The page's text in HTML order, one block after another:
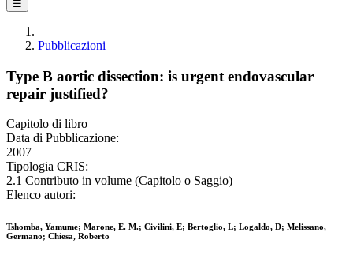
☰
Pubblicazioni
Type B aortic dissection: is urgent endovascular
repair justified?
Capitolo di libro
Data di Pubblicazione:
2007
Tipologia CRIS:
2.1 Contributo in volume (Capitolo o Saggio)
Elenco autori:
Tshomba, Yamume; Marone, E. M.; Civilini, E; Bertoglio, L; Logaldo, D; Melissano,
Germano; Chiesa, Roberto